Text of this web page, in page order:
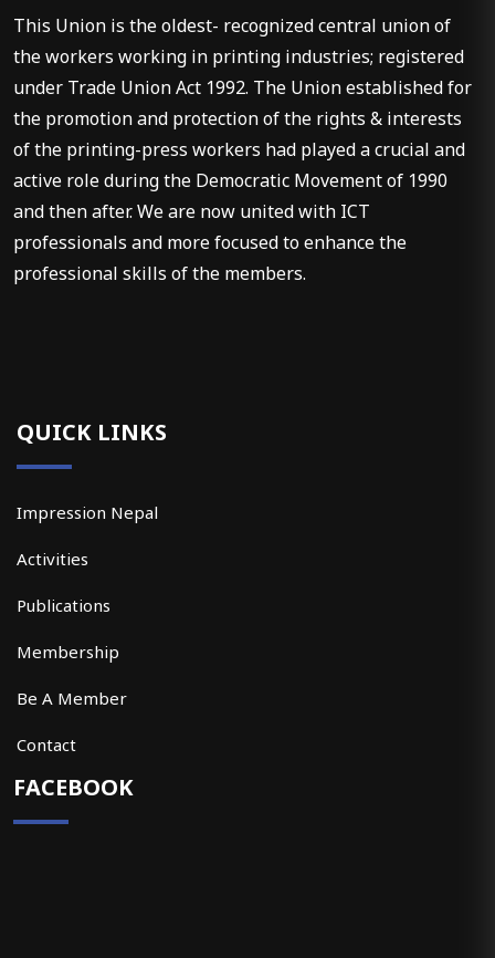
This Union is the oldest- recognized central union of
the workers working in printing industries; registered
under Trade Union Act 1992. The Union established for
the promotion and protection of the rights & interests
of the printing-press workers had played a crucial and
active role during the Democratic Movement of 1990
and then after. We are now united with ICT
professionals and more focused to enhance the
professional skills of the members.
QUICK LINKS
Impression Nepal
Activities
Publications
Membership
Be A Member
Contact
FACEBOOK